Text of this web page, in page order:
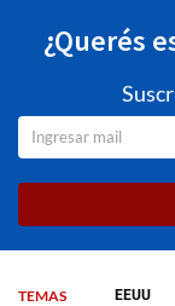
¿Querés
TEMAS EEUU